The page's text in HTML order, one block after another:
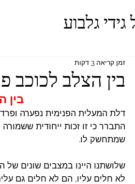
גלבוע
בין הצלב לכוכב
זמן קריאה 3 דקות
בין
דלת המעלית הפנימית נפערה
התברר כי זו זכות ייחודית
שמתחשק לו.
שלושתנו היינו במצבים שונים של
לא חלים עליו, הם לא חלים גם